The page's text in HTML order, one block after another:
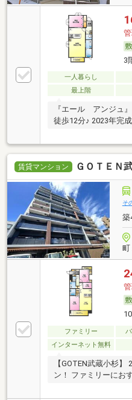
3
一人暮らし
最上階
『エール アンジュ
徒歩12分♪ 2023年完
賃貸マンション ＧＯＴＥＮ
そ
築
町
ファミリー
インターネット無料
【GOTEN武蔵小杉】
ン！ ファミリーにお